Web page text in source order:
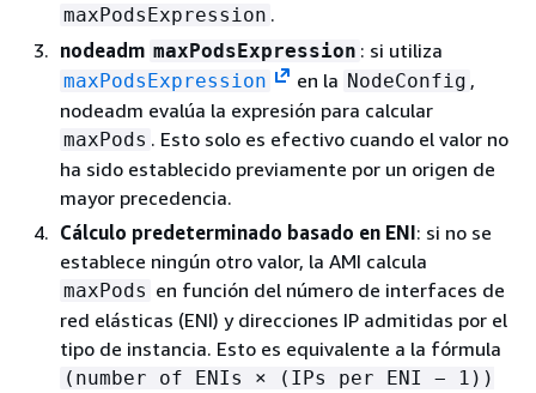
maxPodsExpression .
nodeadm maxPodsExpression : si utiliza
maxPodsExpression en la NodeConfig ,
nodeadm evalúa la expresión para calcular
maxPods . Esto solo es efectivo cuando el valor no
ha sido establecido previamente por un origen de
mayor precedencia.
Cálculo predeterminado basado en ENI: si no se
establece ningún otro valor, la AMI calcula
maxPods en función del número de interfaces de
red elásticas (ENI) y direcciones IP admitidas por el
tipo de instancia. Esto es equivalente a la fórmula
(number of ENIs × (IPs per ENI − 1))